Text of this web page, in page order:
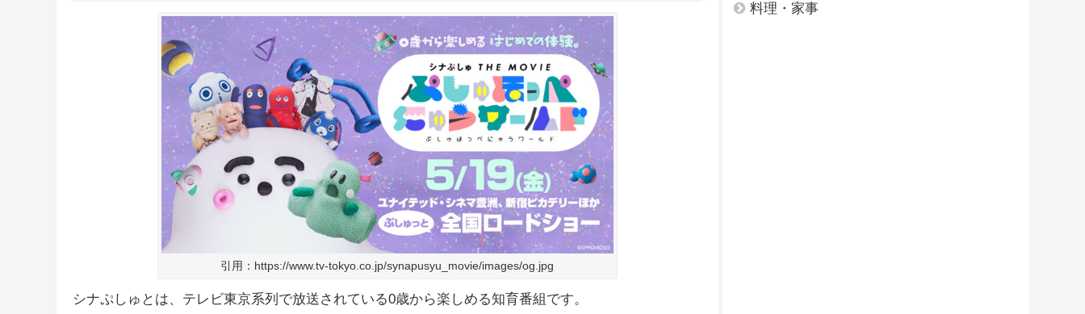
引用：https://www.tv-tokyo.co.jp/synapusyu_movie/images/og.jpg
シナぷしゅとは、テレビ東京系列で放送されている0歳から楽しめる知育番組です。
料理・家事